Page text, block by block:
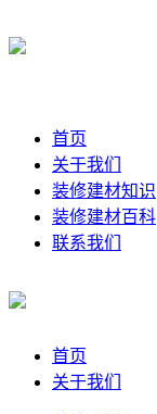
首页
关于我们
装修建材知识
装修建材百科
联系我们
首页
关于我们